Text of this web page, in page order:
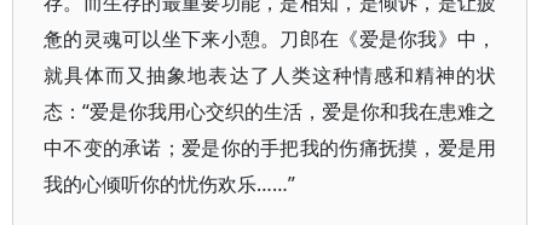
惫的灵魂可以坐下来小憩。刀郎在《爱是你我》中，
就具体而又抽象地表达了人类这种情感和精神的状
态：“爱是你我用心交织的生活，爱是你和我在患难之
中不变的承诺；爱是你的手把我的伤痛抚摸，爱是用
我的心倾听你的忧伤欢乐……”